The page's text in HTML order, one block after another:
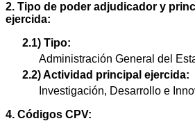
2. Tipo de poder adjudicador y
ejercida:
2.1) Tipo:
Administración General del
2.2) Actividad principal ejercida:
Investigación, Desarrollo e
4. Códigos CPV: